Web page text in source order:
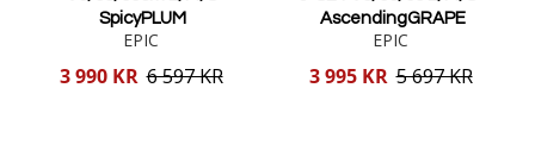
SpicyPLUM
EPIC
Reducerat
3 990 KR 6 597 KR
AscendingGRAPE
EPIC
Reducerat
3 995 KR 5 697 KR